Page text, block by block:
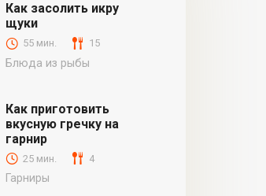
Как засолить икру
щуки
55 мин. 15
Блюда из рыбы
Как приготовить
вкусную гречку на
гарнир
25 мин. 4
Гарниры